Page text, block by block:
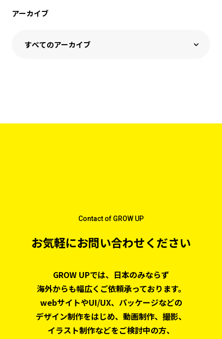
アーカイブ
お気軽にお問い合わせください
Contact of GROW UP
GROW UPでは、日本のみならず
海外からも幅広くご依頼承っております。
webサイトやUI/UX、パッケージなどの
デザイン制作をはじめ、 動画制作、撮影、
イラスト制作などをご検討中の方、